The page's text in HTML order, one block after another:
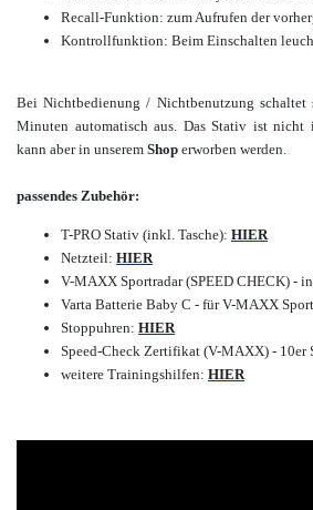
Recall-Funktion: zum Aufrufen der
Kontrollfunktion: Beim Einschalten
Bei Nichtbedienung / Nichtbenutzung
Minuten automatisch aus. Das Stativ ist nicht
kann aber in unserem Shop erworben werden.
passendes Zubehör:
T-PRO Stativ (inkl. Tasche): HIER
Netzteil: HIER
V-MAXX Sportradar (SPEED CHECK) -
Varta Batterie Baby C - für V-MAXX
Stoppuhren: HIER
Speed-Check Zertifikat (V-MAXX) - 10er
weitere Trainingshilfen: HIER